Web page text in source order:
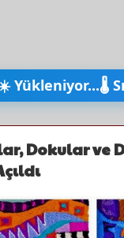
Yükleniyor...🌡️
Dokular ve